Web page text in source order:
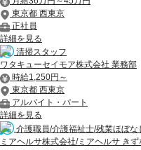
東京都 西東京
正社員
詳細を見る
清掃スタッフ
ワタキューセイモア株式会社 業務部
時給1,250円～
東京都 西東京
アルバイト・パート
詳細を見る
介護職員/介護福祉士/残業ほぼ
ミアヘルサ株式会社/ミアヘルサ き